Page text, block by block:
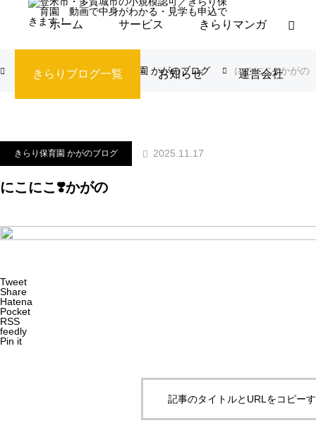
ホーム サービス きらりマンガ
きらりブログ一覧 お知らせ 運営会社
ブログ きらり保育園 かがのブログ にこにこ❣️かがの
きらり保育園 かがのブログ 2025.11.17
にこにこ❣️かがの
Tweet
Share
Hatena
Pocket
RSS
feedly
Pin it
記事のタイトルとURLをコピー